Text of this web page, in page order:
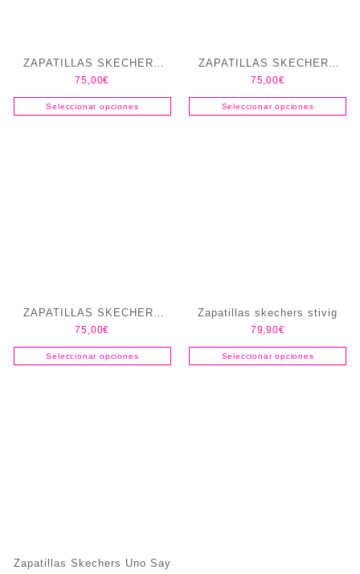
ZAPATILLAS SKECHERS
slip-ins Bobs Squad chaos
75,00€
Seleccionar opciones
ZAPATILLAS SKECHERS
slip-ins Relaxed Fit Melson-
coronado
75,00€
Seleccionar opciones
ZAPATILLAS SKECHERS
SQUAD CHAOS SR-JASUL
MUJER
75,00€
Seleccionar opciones
Zapatillas skechers stivig
79,90€
Seleccionar opciones
Zapatillas Skechers Uno Say